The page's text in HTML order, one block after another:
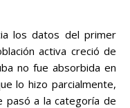
los datos del primer
activa creció de
no fue absorbida en
lo hizo parcialmente,
pasó a la categoría de